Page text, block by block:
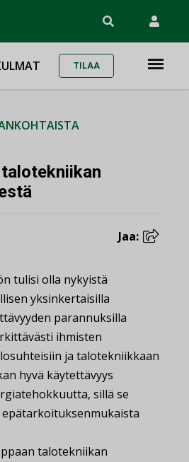
TILAA
Jaa:
tulisi olla nykyistä
yksinkertaisilla
parannuksilla
ihmisten
ja talotekniikkaan
hyvä käytettävyys
sillä se
talotekniikan